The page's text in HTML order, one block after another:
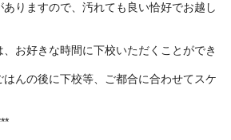
ありますので、汚れても良い恰好でお越し
お好きな時間に下校いただくことができ
んの後に下校等、ご都合に合わせてスケ